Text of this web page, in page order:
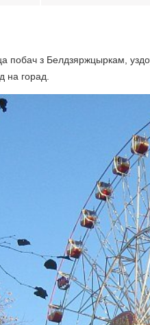
побач з Белдзяржцыркам,
на горад.